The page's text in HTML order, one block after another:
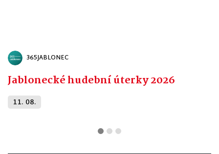
365JABLONEC
Jablonecké hudební úterky 2026
11. 08.